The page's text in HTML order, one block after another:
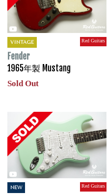
VINTAGE Red Guitars
Fender
1965年製 Mustang
Sold Out
NEW Red Guitars